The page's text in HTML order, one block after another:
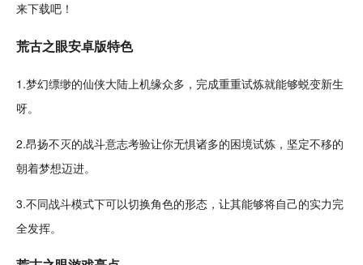
来下载吧！
荒古之眼安卓版特色
1.梦幻缥缈的仙侠大陆上机缘众多，完成重重试炼就能够蜕变新生
呀。
2.昂扬不灭的战斗意志考验让你无惧诸多的困境试炼，坚定不移的
朝着梦想迈进。
3.不同战斗模式下可以切换角色的形态，让其能够将自己的实力完
全发挥。